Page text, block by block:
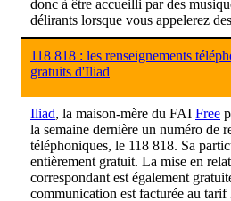
donc à être accueilli par des
délirants lorsque vous appelerez
118 818 : les renseignements
gratuits d'Iliad
Iliad, la maison-mère du FAI Free
la semaine dernière un numéro de
téléphoniques, le 118 818. Sa
entièrement gratuit. La mise en
correspondant est également
communication est facturée au